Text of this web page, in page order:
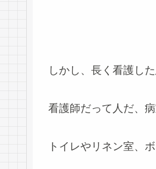
しかし、長く看護し
看護師だって人だ、
トイレやリネン室、